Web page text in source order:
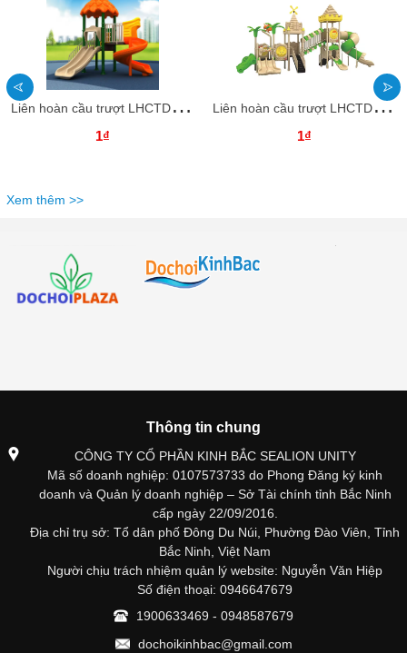
L
iên hoàn cầu trượt LHCTDTKB82 Dochoikinhbac - Trò chơi công viên thu hút bền bỉ
1₫
L
iên hoàn cầu trượt LHCTDTKB81 Dochoikinhbac - Trò chơi công viên thu hút bền bỉ
1₫
Xem thêm >>
Thông tin chung
CÔNG TY CỔ PHẦN KINH BẮC SEALION UNITY
Mã số doanh nghiệp: 0107573733 do Phong Đăng ký kinh
doanh và Quản lý doanh nghiệp – Sở Tài chính tỉnh Bắc Ninh
cấp ngày 22/09/2016.
Địa chỉ trụ sở: Tổ dân phố Đông Du Núi, Phường Đào Viên, Tỉnh
Bắc Ninh, Việt Nam
Người chịu trách nhiệm quản lý website: Nguyễn Văn Hiệp
Số điện thoại: 0946647679
1900633469 - 0948587679
dochoikinhbac@gmail.com